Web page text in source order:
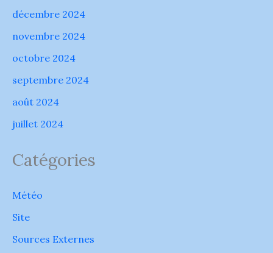
décembre 2024
novembre 2024
octobre 2024
septembre 2024
août 2024
juillet 2024
Catégories
Météo
Site
Sources Externes